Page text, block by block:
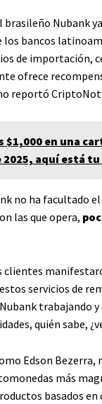
brasileño Nubank
los bancos
de importación,
ofrece
reportó
$1,000 en una
2025, aquí está
no ha facultado
las que opera,
clientes
servicios de
Nubank
quién sabe,
Edson
más
basados en